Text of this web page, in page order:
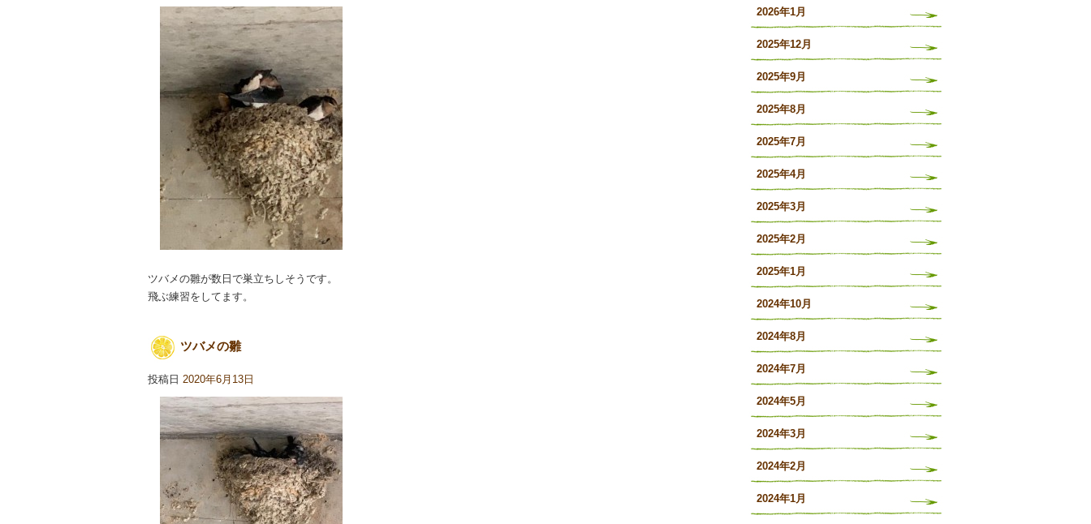
ツバメの雛が数日で巣立ちしそうです。
飛ぶ練習をしてます。
ツバメの雛
投稿日 2020年6月13日
2026年1月
2025年12月
2025年9月
2025年8月
2025年7月
2025年4月
2025年3月
2025年2月
2025年1月
2024年10月
2024年8月
2024年7月
2024年5月
2024年3月
2024年2月
2024年1月